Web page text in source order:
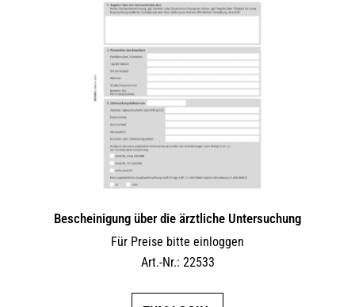
Bescheinigung über die ärztliche Untersuchung
Für Preise bitte einloggen
Art.-Nr.: 22533